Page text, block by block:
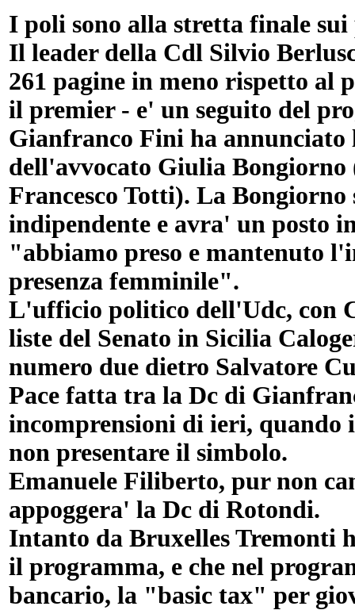
I poli sono alla stretta finale
Il leader della Cdl Silvio
261 pagine in meno rispetto al
il premier - e' un seguito del
Gianfranco Fini ha
dell'avvocato Giulia
Francesco Totti). La
indipendente e avra' un posto
"abbiamo preso e mantenuto
presenza femminile".
L'ufficio politico dell'Udc, con
liste del Senato in Sicilia
numero due dietro Salvatore
Pace fatta tra la Dc di
incomprensioni di ieri, quando
non presentare il simbolo.
Emanuele Filiberto, pur non
appoggera' la Dc di Rotondi.
Intanto da Bruxelles Tremonti
il programma, e che nel
bancario, la "basic tax" per